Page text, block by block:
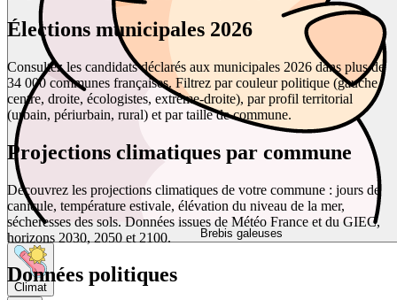
Brebis galeuses
Climat
Élections municipales 2026
Consultez les candidats déclarés aux municipales 2026 dans plus de
34 000 communes françaises. Filtrez par couleur politique (gauche,
centre, droite, écologistes, extrême-droite), par profil territorial
(urbain, périurbain, rural) et par taille de commune.
Projections climatiques par commune
Découvrez les projections climatiques de votre commune : jours de
canicule, température estivale, élévation du niveau de la mer,
sécheresses des sols. Données issues de Météo France et du GIEC,
horizons 2030, 2050 et 2100.
Données politiques